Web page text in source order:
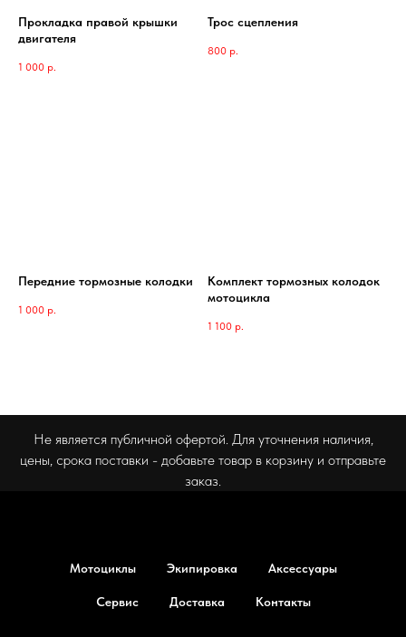
Прокладка правой крышки
двигателя
1 000 р.
Трос сцепления
800 р.
Передние тормозные колодки
1 000 р.
Комплект тормозных колодок
мотоцикла
1 100 р.
Не является публичной офертой. Для уточнения наличия,
цены, срока поставки - добавьте товар в корзину и отправьте
заказ.
Мотоциклы Экипировка Аксессуары
Сервис Доставка Контакты